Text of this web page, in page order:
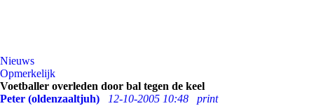
Nieuws
Opmerkelijk
Voetballer overleden door bal tegen de keel
Peter (oldenzaaltjuh)
12-10-2005 10:48
print